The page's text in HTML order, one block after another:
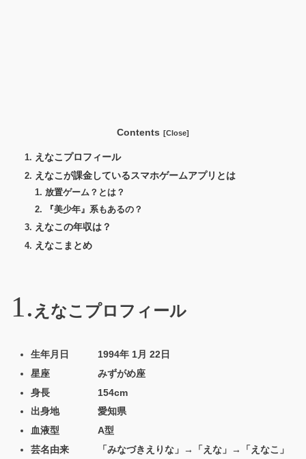
Contents
えなこプロフィール
えなこが課金しているスマホゲームアプリとは
放置ゲーム？とは？
『美少年』系もあるの？
えなこの年収は？
えなこまとめ
えなこプロフィール
生年月日 1994年 1月 22日
星座 みずがめ座
身長 154cm
出身地 愛知県
血液型 A型
芸名由来 「みなづきえりな」→「えな」→「えなこ」